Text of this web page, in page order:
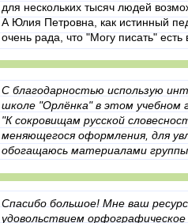
для нескольких тысяч людей
А Юлия Петровна, как истинный
очень рада, что "Могу писать"
С благодарностью использую
школе "Орлёнка" в этом учебном
"К сокровищам русской
меняющегося оформления, для
обогащаюсь материалами
Спасибо большое! Мне ваш
удовольствием